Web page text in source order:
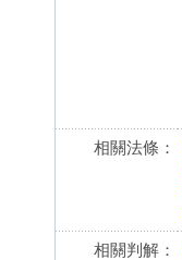
相關法條：
相關判解：